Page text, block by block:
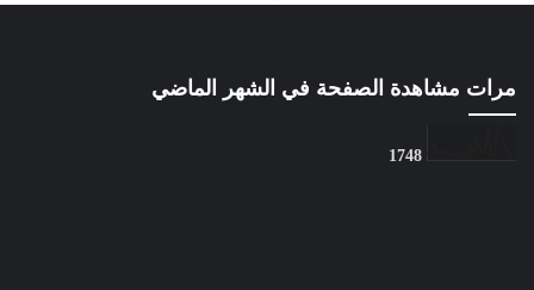
مرات مشاهدة الصفحة في الشهر الماضي
1748